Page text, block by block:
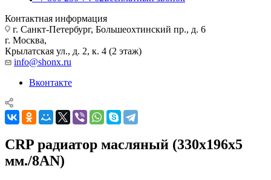
Контактная информация
г. Санкт-Петербург, Большеохтинский пр., д. 6
г. Москва,
Крылатская ул., д. 2, к. 4 (2 этаж)
info@shonx.ru
Вконтакте
CRP радиатор масляный (330х196х5
мм./8AN)